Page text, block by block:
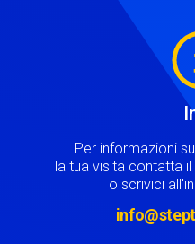
Per informazioni
la tua visita contatta il
o scrivici